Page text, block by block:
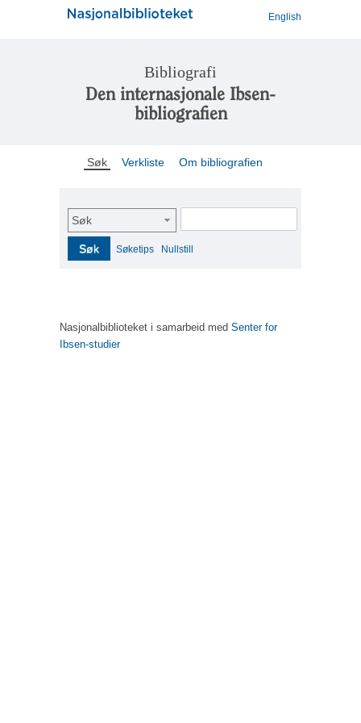
English
Bibliografi
Den internasjonale Ibsen-
bibliografien
Søk Verkliste Om bibliografien
Søk
Søk Søketips Nullstill
Nasjonalbiblioteket i samarbeid med Senter for
Ibsen-studier